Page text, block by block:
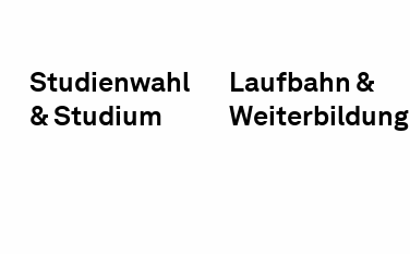
Studienwahl
& Studium
Laufbahn &
Weiterbildung